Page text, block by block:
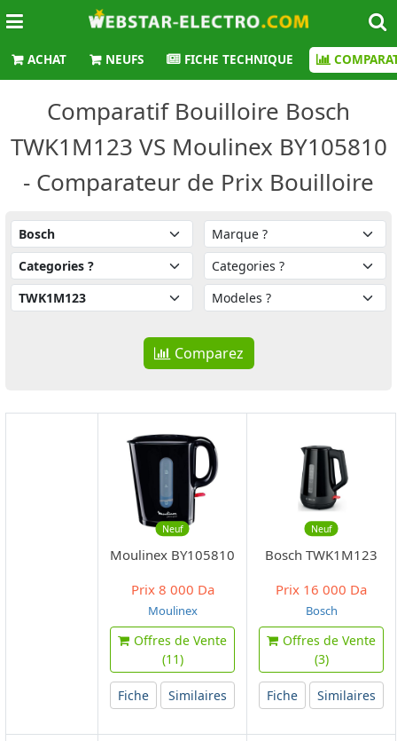
ACHAT NEUFS FICHE TECHNIQUE
Comparatif Bouilloire Bosch
TWK1M123 VS Moulinex BY105810
- Comparateur de Prix Bouilloire
Comparez
Neuf
Moulinex BY105810
Prix8 000 Da
Moulinex
Offres de Vente
(11)
Fiche Similaires
Neuf
Bosch TWK1M123
Prix 16 000 Da
Bosch
Offres de Vente
(3)
Fiche Similaires